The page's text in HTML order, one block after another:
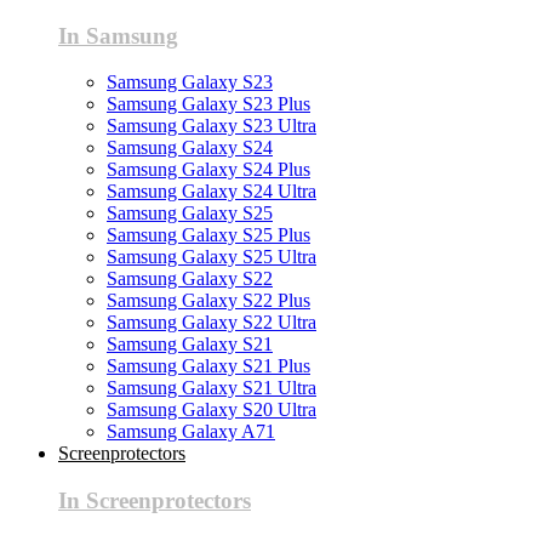
In Samsung
Samsung Galaxy S23
Samsung Galaxy S23 Plus
Samsung Galaxy S23 Ultra
Samsung Galaxy S24
Samsung Galaxy S24 Plus
Samsung Galaxy S24 Ultra
Samsung Galaxy S25
Samsung Galaxy S25 Plus
Samsung Galaxy S25 Ultra
Samsung Galaxy S22
Samsung Galaxy S22 Plus
Samsung Galaxy S22 Ultra
Samsung Galaxy S21
Samsung Galaxy S21 Plus
Samsung Galaxy S21 Ultra
Samsung Galaxy S20 Ultra
Samsung Galaxy A71
Screenprotectors
In Screenprotectors